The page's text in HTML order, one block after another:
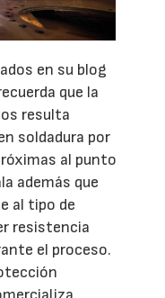
en su blog
que la
resulta
soldadura por
al punto
además que
al tipo de
resistencia
el proceso.